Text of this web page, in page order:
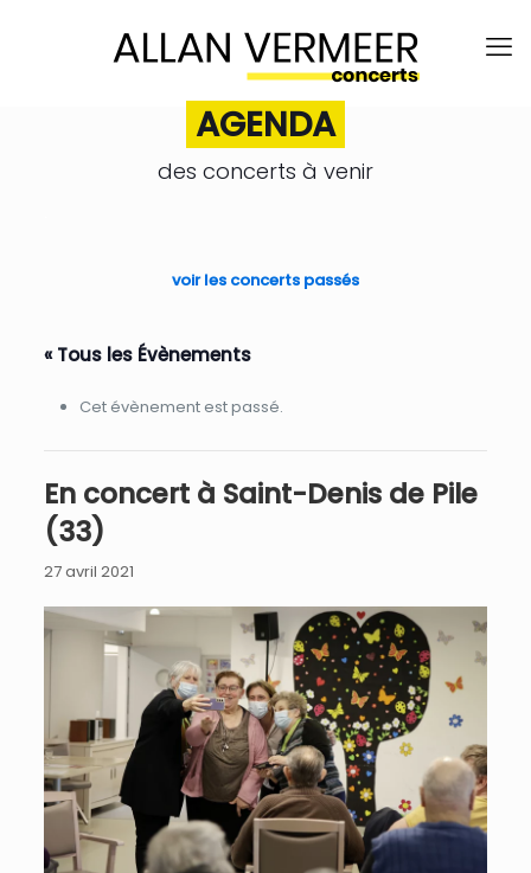
AGENDA
des concerts à venir
voir les concerts passés
« Tous les Évènements
Cet évènement est passé.
En concert à Saint-Denis de Pile
(33)
27 avril 2021